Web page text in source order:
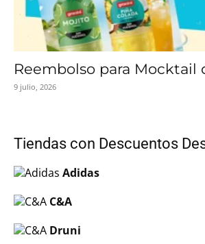
Reembolso para Mocktail
9 julio, 2026
Tiendas con Descuentos
Adidas
C&A
Druni